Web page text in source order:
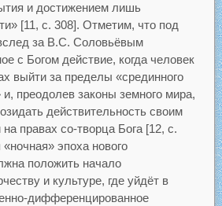
и достижением лишь
[11, с. 308]. Отметим, что под
за В.С. Соловьёвым
с Богом действие, когда человек
выйти за пределы «срединного
преодолев законы земного мира,
действительность своим
правах со-творца Бога [12, с.
эпоха нового
положить начало
и культуре, где уйдёт в
дифференцированное